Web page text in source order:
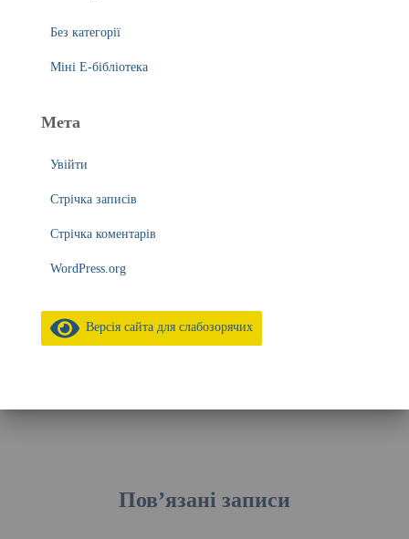
Без категорії
Міні Е-бібліотека
Мета
Увійти
Стрічка записів
Стрічка коментарів
WordPress.org
Версія сайта для слабозорячих
Пов’язані записи